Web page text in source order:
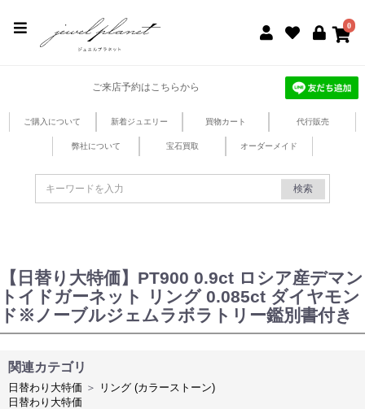
0
ご来店予約はこちらから
ご購入について 新着ジュエリー 買物カート 代行販売
弊社について 宝石買取 オーダーメイド
検索
【日替り大特価】PT900 0.9ct ロシア産デマン
トイドガーネット リング 0.085ct ダイヤモン
ド※ノーブルジェムラボラトリー鑑別書付き
関連カテゴリ
日替わり大特価 ＞
リング (カラーストーン)
日替わり大特価